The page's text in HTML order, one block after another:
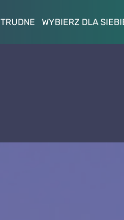
TRUDNE WYBIERZ DLA